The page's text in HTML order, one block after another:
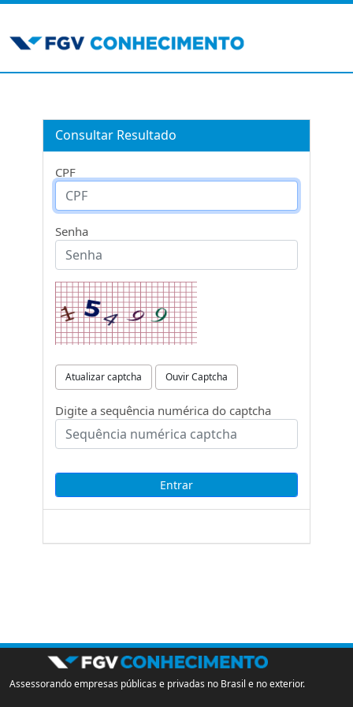
Consultar Resultado
CPF
Senha
Atualizar captcha Ouvir Captcha
Digite a sequência numérica do captcha
Assessorando empresas públicas e privadas no Brasil e no exterior.